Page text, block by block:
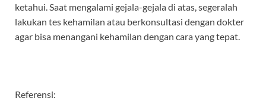
ketahui. Saat mengalami gejala-gejala di atas, segeralah
lakukan tes kehamilan atau berkonsultasi dengan dokter
agar bisa menangani kehamilan dengan cara yang tepat.
Referensi: